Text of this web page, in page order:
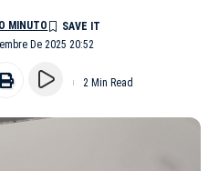
De 2025 20:52
MINUTO
2 Min Read